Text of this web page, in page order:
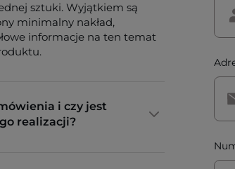
sztuki. Wyjątkiem są
minimalny nakład,
informacje na ten temat
i czy jest
realizacji?